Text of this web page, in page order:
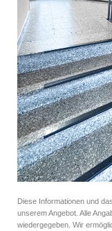
Diese Informationen und
unserem Angebot. Alle
wiedergegeben. Wir